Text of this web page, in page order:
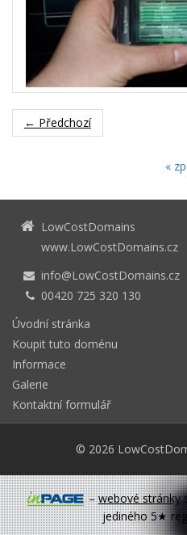
← Předchozí
«
LowCostDomains
www.LowCostDomains.cz
info@LowCostDomains.cz
00420 725 320 130
Úvodní stránka
Koupit tuto doménu
Informace
Galerie
Kontaktní formulář
© 2026
–webové stránky
jediného 5★